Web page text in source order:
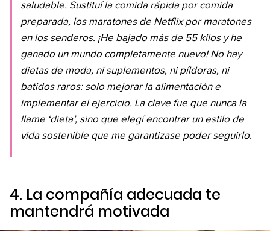
saludable. Sustituí la comida rápida por comida
preparada, los maratones de Netflix por maratones
en los senderos. ¡He bajado más de 55 kilos y he
ganado un mundo completamente nuevo! No hay
dietas de moda, ni suplementos, ni píldoras, ni
batidos raros: solo mejorar la alimentación e
implementar el ejercicio. La clave fue que nunca la
llame ‘dieta’, sino que elegí encontrar un estilo de
vida sostenible que me garantizase poder seguirlo.
4. La compañía adecuada te
mantendrá motivada